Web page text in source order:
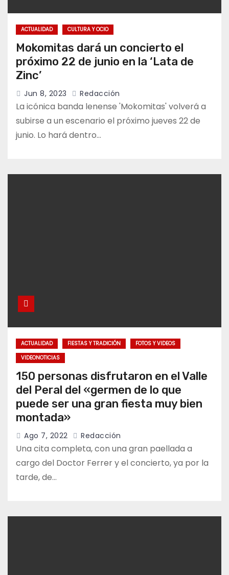
ACTUALIDAD CULTURA Y OCIO
Mokomitas dará un concierto el
próximo 22 de junio en la ‘Lata de
Zinc’
Jun 8, 2023 Redacción
La icónica banda lenense 'Mokomitas' volverá a
subirse a un escenario el próximo jueves 22 de
junio. Lo hará dentro…
ACTUALIDAD FIESTAS Y TRADICIÓN
FOTOS Y VIDEOS
VIDEONOTICIAS
150 personas disfrutaron en el Valle
del Peral del «germen de lo que
puede ser una gran fiesta muy bien
montada»
Ago 7, 2022 Redacción
Una cita completa, con una gran paellada a
cargo del Doctor Ferrer y el concierto, ya por la
tarde, de…